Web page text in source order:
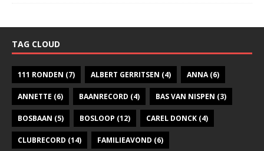
TAG CLOUD
111 RONDEN (7) ALBERT GERRITSEN (4) ANNA(6)
ANNETTE (6) BAANRECORD (4) BAS VAN NISPEN (3)
BOSBAAN (5) BOSLOOP (12) CAREL DONCK (4)
CLUBRECORD (14) FAMILIEAVOND (6)